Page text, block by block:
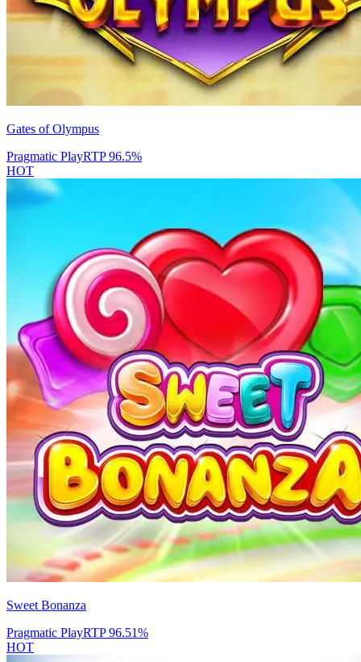
Gates of Olympus
Pragmatic PlayRTP96.5%
HOT
Sweet Bonanza
Pragmatic PlayRTP96.51%
HOT